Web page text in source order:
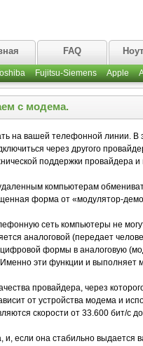
FAQ
Fujitsu-Siemens Apple
с модема.
на вашей телефонной линии. В
через другого
поддержки провайдера
компьютерам
форма от «модулятор-
сеть компьютеры не
аналоговой (передает
формы в аналоговую
эти функции и выполняет
провайдера, через
от устройства модема и
скорости от 33.600 бит/с
и, если она стабильно